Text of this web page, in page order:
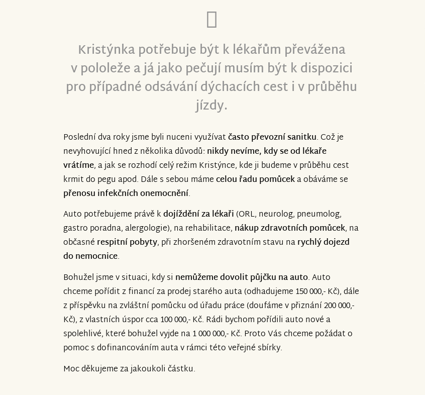
Kristýnka potřebuje být k lékařům převážena
v pololeže a já jako pečují musím být k dispozici
pro případné odsávání dýchacích cest i v průběhu
jízdy.
Poslední dva roky jsme byli nuceni využívatčasto převozní sanitku. Což je
nevyhovující hned z několika důvodů: nikdy nevíme, kdy se od lékaře
vrátíme, a jak se rozhodí celý režim Kristýnce, kde ji budeme v průběhu cest
krmit do pegu apod. Dále s sebou mámecelou řadu pomůceka obáváme se
přenosu infekčních onemocnění.
Auto potřebujeme právě kdojíždění za lékaři (ORL, neurolog, pneumolog,
gastro poradna, alergologie), na rehabilitace, nákup zdravotních pomůcek, na
občasné respitní pobyty, při zhoršeném zdravotním stavu narychlý dojezd
do nemocnice.
Bohužel jsme v situaci, kdy si nemůžeme dovolit půjčku na auto. Auto
chceme pořídit z financí za prodej starého auta (odhadujeme 150 000,- Kč), dále
z příspěvku na zvláštní pomůcku od úřadu práce (doufáme v přiznání 200 000,-
Kč), z vlastních úspor cca 100 000,- Kč. Rádi bychom pořídili auto nové a
spolehlivé, které bohužel vyjde na 1 000 000,- Kč. Proto Vás chceme požádat o
pomoc s dofinancováním auta v rámci této veřejné sbírky.
Moc děkujeme za jakoukoli částku.